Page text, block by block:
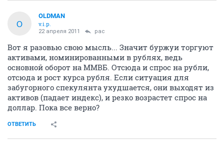
O
OLDMAN
v.i.p.
22 апреля 2011 pac
Вот я разовью свою мысль... Значит буржуи торгуют
активами, номинированными в рублях, ведь
основной оборот на ММВБ. Отсюда и спрос на рубли,
отсюда и рост курса рубля. Если ситуация для
забугорного спекулянта ухудшается, они выходят из
активов (падает индекс), и резко возрастет спрос на
доллар. Пока все верно?
ОТВЕТИТЬ